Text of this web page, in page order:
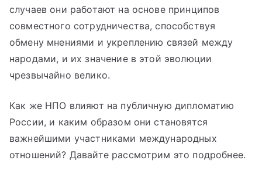
случаев они работают на основе принципов
совместного сотрудничества, способствуя
обмену мнениями и укреплению связей между
народами, и их значение в этой эволюции
чрезвычайно велико.
Как же НПО влияют на публичную дипломатию
России, и каким образом они становятся
важнейшими участниками международных
отношений? Давайте рассмотрим это подробнее.